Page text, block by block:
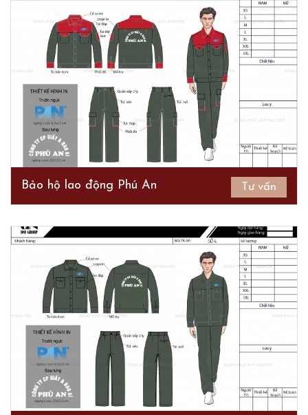
Bảo hộ lao động Phú An Tư vấn